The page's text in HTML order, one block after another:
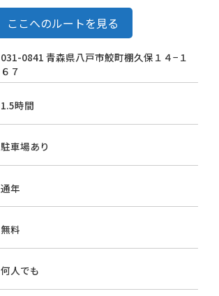
ここへのルートを見る
031-0841 青森県八戸市鮫町棚久保１４−１
６７
1.5時間
駐車場あり
通年
無料
何人でも